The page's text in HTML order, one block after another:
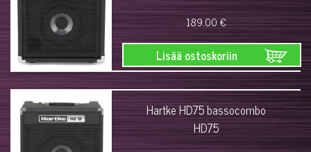
189.00 €
Lisää ostoskoriin
Hartke HD75 bassocombo
HD75